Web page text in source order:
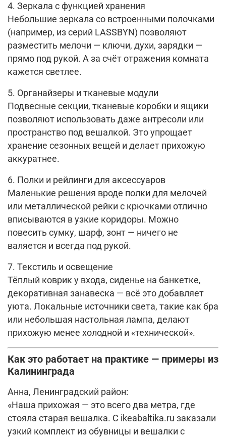
4. Зеркала с функцией хранения
Небольшие зеркала со встроенными полочками
(например, из серий LASSBYN) позволяют
разместить мелочи — ключи, духи, зарядки —
прямо под рукой. А за счёт отражения комната
кажется светлее.
5. Органайзеры и тканевые модули
Подвесные секции, тканевые коробки и ящики
позволяют использовать даже антресоли или
пространство под вешалкой. Это упрощает
хранение сезонных вещей и делает прихожую
аккуратнее.
6. Полки и рейлинги для аксессуаров
Маленькие решения вроде полки для мелочей
или металлической рейки с крючками отлично
вписываются в узкие коридоры. Можно
повесить сумку, шарф, зонт — ничего не
валяется и всегда под рукой.
7. Текстиль и освещение
Тёплый коврик у входа, сиденье на банкетке,
декоративная занавеска — всё это добавляет
уюта. Локальные источники света, такие как бра
или небольшая настольная лампа, делают
прихожую менее холодной и «технической».
Как это работает на практике — примеры из
Калининграда
Анна, Ленинградский район:
«Наша прихожая — это всего два метра, где
стояла старая вешалка. С ikeabaltika.ru заказали
узкий комплект из обувницы и вешалки с